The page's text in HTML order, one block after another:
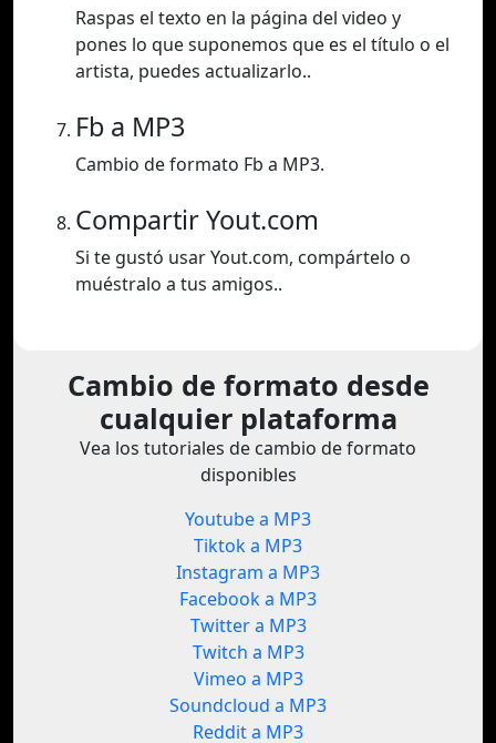
Raspas el texto en la página del video y
pones lo que suponemos que es el título o el
artista, puedes actualizarlo..
Fb a MP3
Cambio de formato Fb a MP3.
Compartir Yout.com
Si te gustó usar Yout.com, compártelo o
muéstralo a tus amigos..
Cambio de formato desde
cualquier plataforma
Vea los tutoriales de cambio de formato
disponibles
Youtube a MP3
Tiktok a MP3
Instagram a MP3
Facebook a MP3
Twitter a MP3
Twitch a MP3
Vimeo a MP3
Soundcloud a MP3
Reddit a MP3